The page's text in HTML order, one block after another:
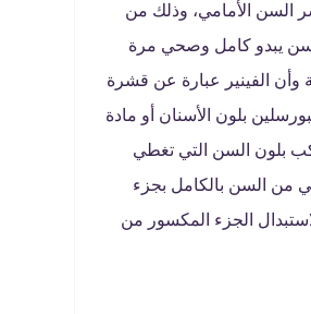
السن الأمامي، وذلك من
يبدو كامل وصحي مرة
وأن الفينير عبارة عن قشرة
بلون الأسنان أو مادة
بلون السن التي تغطي
من السن بالكامل بجزء
الجزء المكسور من